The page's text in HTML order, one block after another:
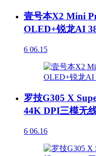
壹号本X2 Mini
OLED+锐龙AI
6 06.15
罗技G305 X
44K DPI三模无
6 06.16